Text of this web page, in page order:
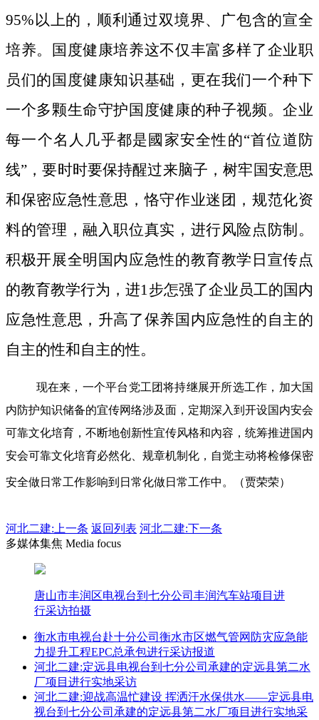
95%以上的，顺利通过双境界、广包含的宣全
培养。国度健康培养这不仅丰富多样了企业职
员们的国度健康知识基础，更在我们一个种下
一个多颗生命守护国度健康的种子视频。企业
每一个名人几乎都是國家安全性的“首位道防
线”，要时时要保持醒过来脑子，树牢国安意思
和保密应急性意思，恪守作业迷团，规范化资
料的管理，融入职位真实，进行风险点防制。
积极开展全明国内应急性的教育教学日宣传点
的教育教学行为，进1步怎强了企业员工的国内
应急性意思，升高了保养国内应急性的自主的
自主的性和自主的性。
现在来，一个平台党工团将持继展开所选工作，加大国
内防护知识储备的宜传网络涉及面，定期深入到开设国内安会
可靠文化培育，不断地创新性宜传风格和內容，统筹推进国内
安会可靠文化培育必然化、规章机制化，自觉主动将检修保密
安全做日常工作影响到日常化做日常工作中。（贾荣荣）
河北二建: 上一条 返回列表 河北二建:下一条
多媒体集焦 Media focus
唐山市丰润区电视台到七分公司丰润汽车站项目进
行采访拍摄
衡水市电视台赴十分公司衡水市区燃气管网防灾应急能
力提升工程EPC总承包进行采访报道
河北二建:定远县电视台到七分公司承建的定远县第二水
厂项目进行实地采访
河北二建:迎战高温忙建设 挥洒汗水保供水——定远县电
视台到七分公司承建的定远县第二水厂项目进行实地采